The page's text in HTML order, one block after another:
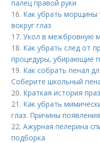
палец правой руки
16. Как убрать морщины
вокруг глаз
17.Укол в межбровную
18. Как убрать след от
процедуры, убирающие
19. Как собрать пенал
Соберите школьный
20. Краткая история
21. Как убрать
глаз. Причины
22.Ажурная пелерина
подборка